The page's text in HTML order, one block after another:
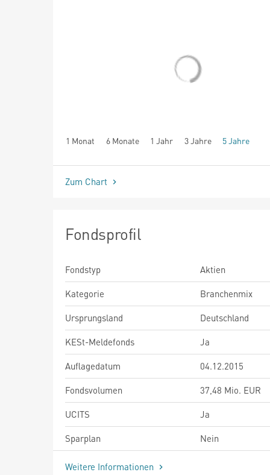
1 Monat 6 Monate 1 Jahr 3 Jahre 5 Jahre
seit Beginn
Zum Chart
Fondsprofil
Fondstyp
Aktien
Kategorie
Branchenmix
Ursprungsland
Deutschland
KESt-Meldefonds
Ja
Auflagedatum
04.12.2015
Fondsvolumen
37,48 Mio. EUR
UCITS
Ja
Sparplan
Nein
Weitere Informationen